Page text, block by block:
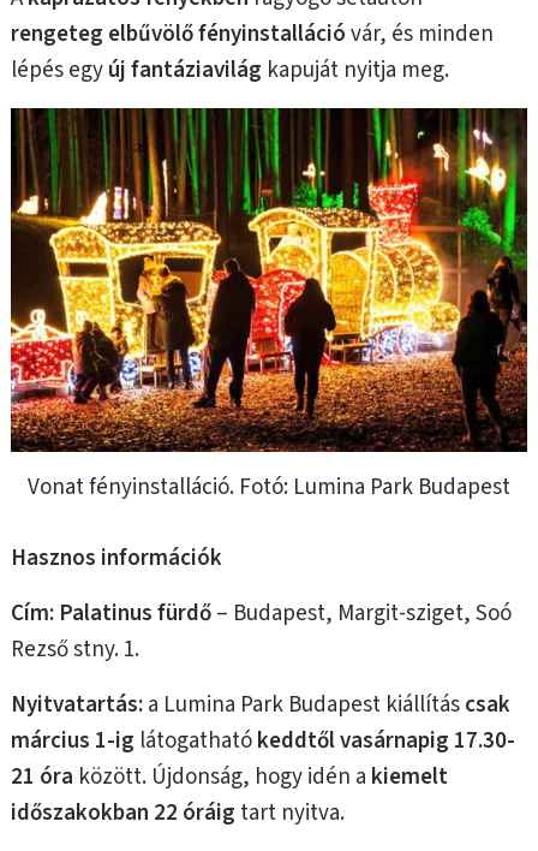
rengeteg elbűvölő fényinstallációvár, és minden
lépés egyúj fantáziavilág kapuját nyitja meg.
Vonat fényinstalláció. Fotó: Lumina Park Budapest
Hasznos információk
Cím: Palatinus fürdő– Budapest, Margit-sziget, Soó
Rezső stny. 1.
Nyitvatartás:a Lumina Park Budapest kiállításcsak
március 1-ig látogathatókeddtől vasárnapig 17.30-
21 óra között. Újdonság, hogy idén a kiemelt
időszakokban 22 óráig tart nyitva.